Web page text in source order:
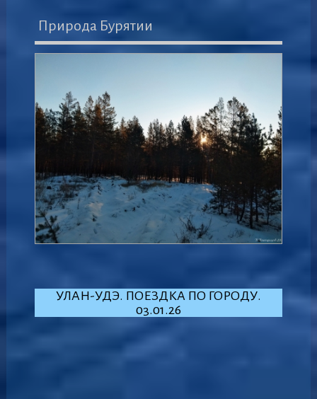
Природа Бурятии
УЛАН-УДЭ. ПОЕЗДКА ПО ГОРОДУ.
03.01.26